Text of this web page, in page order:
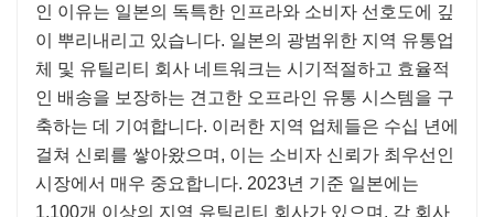
인 이유는 일본의 독특한 인프라와 소비자 선호도에 깊
이 뿌리내리고 있습니다. 일본의 광범위한 지역 유통업
체 및 유틸리티 회사 네트워크는 시기적절하고 효율적
인 배송을 보장하는 견고한 오프라인 유통 시스템을 구
축하는 데 기여합니다. 이러한 지역 업체들은 수십 년에
걸쳐 신뢰를 쌓아왔으며, 이는 소비자 신뢰가 최우선인
시장에서 매우 중요합니다. 2023년 기준 일본에는
1,100개 이상의 지역 유틸리티 회사가 있으며, 각 회사